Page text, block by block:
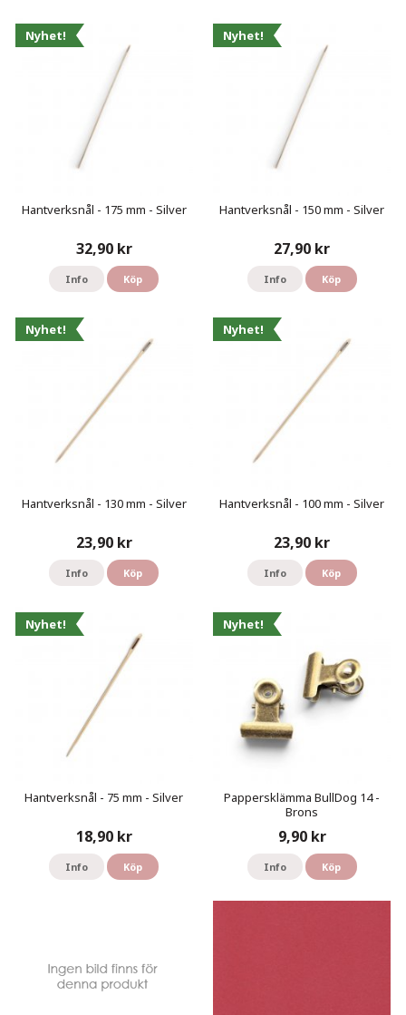
Nyhet!
Hantverksnål - 175 mm - Silver
32,90 kr
Info Köp
Nyhet!
Hantverksnål - 150 mm - Silver
27,90 kr
Info Köp
Nyhet!
Hantverksnål - 130 mm - Silver
23,90 kr
Info Köp
Nyhet!
Hantverksnål - 100 mm - Silver
23,90 kr
Info Köp
Nyhet!
Hantverksnål - 75 mm - Silver
18,90 kr
Info Köp
Nyhet!
Pappersklämma BullDog 14 -
Brons
9,90 kr
Info Köp